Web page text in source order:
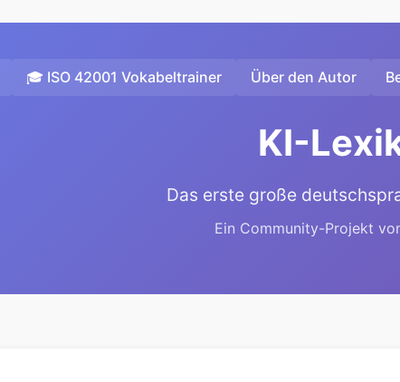
🎓 ISO 42001 Vokabeltrainer Über den Autor
KI-
Das erste große
Ein Community-Projekt